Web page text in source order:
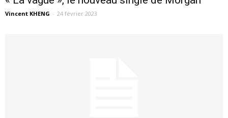
Vincent KHENG - 24 février 2023